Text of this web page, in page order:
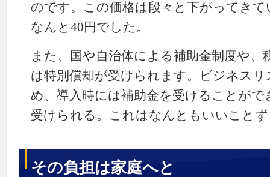
のです。この価格は段々と下がってき
なんと40円でした。
また、国や自治体による補助金制度や、
は特別償却が受けられます。ビジネス
め、導入時には補助金を受けることがで
受けられる。これはなんともいいこと
その負担は家庭へと